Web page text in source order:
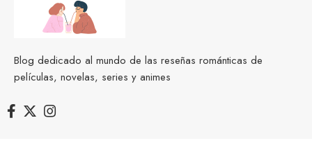
Blog dedicado al mundo de las reseñas románticas de
películas, novelas, series y animes